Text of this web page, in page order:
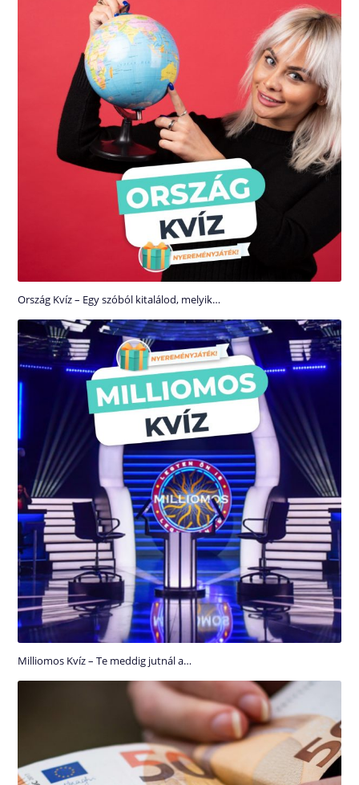
Ország Kvíz – Egy szóból kitalálod, melyik…
Milliomos Kvíz – Te meddig jutnál a…